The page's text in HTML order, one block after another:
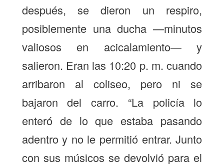
después, se dieron un respiro,
posiblemente una ducha —minutos
valiosos en acicalamiento— y
salieron. Eran las 10:20 p. m. cuando
arribaron al coliseo, pero ni se
bajaron del carro. “La policía lo
enteró de lo que estaba pasando
adentro y no le permitió entrar. Junto
con sus músicos se devolvió para el